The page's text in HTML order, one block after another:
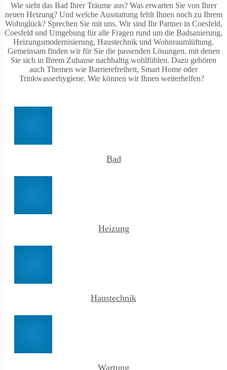
Wie sieht das Bad Ihrer Träume aus? Was erwarten Sie von Ihrer
neuen Heizung? Und welche Ausstattung fehlt Ihnen noch zu Ihrem
Wohnglück? Sprechen Sie mit uns. Wir sind Ihr Partner in Coesfeld,
Coesfeld und Umgebung für alle Fragen rund um die Badsanierung,
Heizungsmodernisierung, Haustechnik und Wohnraumlüftung.
Gemeinsam finden wir für Sie die passenden Lösungen, mit denen
Sie sich in Ihrem Zuhause nachhaltig wohlfühlen. Dazu gehören
auch Themen wie Barrierefreiheit, Smart Home oder
Trinkwasserhygiene. Wie können wir Ihnen weiterhelfen?
Bad
Heizung
Haustechnik
Wartung